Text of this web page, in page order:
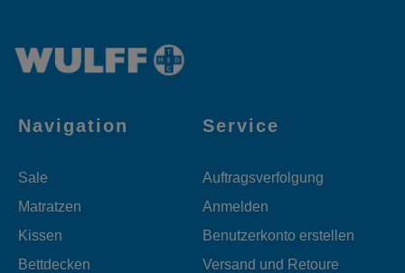
Navigation
Sale
Matratzen
Kissen
Bettdecken
Service
Auftragsverfolgung
Anmelden
Benutzerkonto erstellen
Versand und Retoure